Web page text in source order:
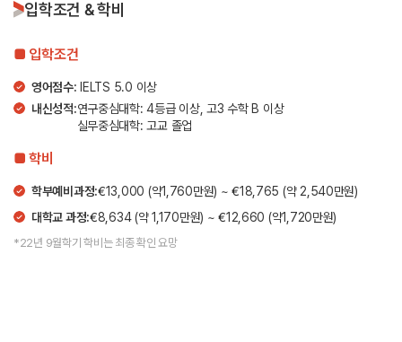
입학조건 & 학비
■ 입학조건
영어점수: IELTS 5.0 이상
내신성적:연구중심대학: 4등급 이상, 고3 수학 B 이상
실무중심대학: 고교 졸업
■ 학비
학부예비과정:€13,000 (약1,760만원) ~ €18,765 (약 2,540만원)
대학교 과정:€8,634 (약 1,170만원) ~ €12,660 (약1,720만원)
*22년 9월학기 학비는 최종 확인 요망